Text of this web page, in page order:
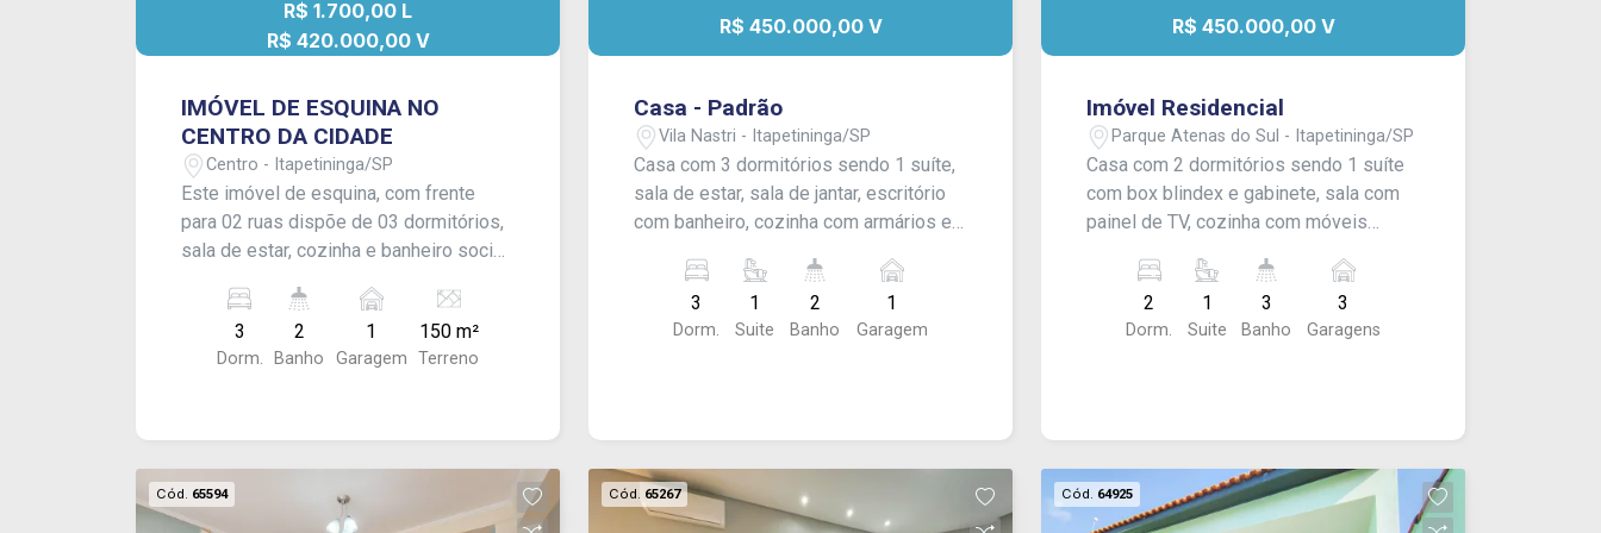
R$ 1.700,00 L
R$ 420.000,00 V
IMÓVEL DE ESQUINA NO
CENTRO DA CIDADE
Centro - Itapetininga/SP
Este imóvel de esquina, com frente
para 02 ruas dispõe de 03 dormitórios,
sala de estar, cozinha e banheiro social;
banheiro externos, quintal e garagem
para 01 carro com portão eletrônico.
Acabamento: Laje e piso frio.
3
Dorm.
2
Banho
1
Garagem
150 m²
Terreno
R$ 450.000,00 V
Casa - Padrão
Vila Nastri - Itapetininga/SP
Casa com 3 dormitórios sendo 1 suíte,
sala de estar, sala de jantar, escritório
com banheiro, cozinha com armários e
garagem e com portão eletrônico.
Acabamento: laje e piso cerâmico.
3
Dorm.
1
Suite
2
Banho
1
Garagem
R$ 450.000,00 V
Imóvel Residencial
Parque Atenas do Sul - Itapetininga/SP
Casa com 2 dormitórios sendo 1 suíte
com box blindex e gabinete, sala com
painel de TV, cozinha com móveis
com box blindex e gabinete, área
gourmet com churrasqueira, 1 cômodo
e 1 banheiro externo, garagem coberta
2
Dorm.
1
Suite
3
Banho
3
Garagens
Cód. 65594 Cód. 65267 Cód. 64925